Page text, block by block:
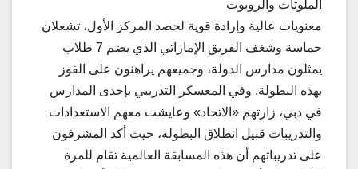
الملوثات والروبوت
معنويات عالية وإرادة قوية لحصد المركز الأول، تشعلان
حماسة وشغف الفريق الإماراتي الذي يضم 7 طلاب
يمثلون مدارس الدولة، وجميعهم يراهنون على الفوز
بهذه البطولة. وفي المعسكر التدريبي بإحدى المدارس
في دبي، زارتهم «الاتحاد» وعايشت معهم الاستعدادات
والتدريبات قبيل انطلاق البطولة، حيث أكد المشرفون
على تدريباتهم أن هذه المسابقة العالمية تقام للمرة